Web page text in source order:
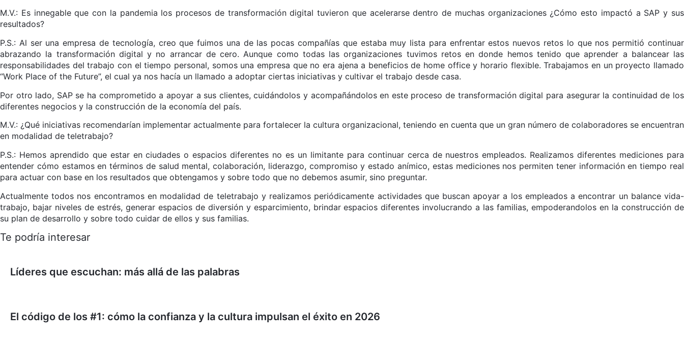
M.V.: Es innegable que con la pandemia los procesos de transformación digital tuvieron que acelerarse dentro de muchas organizaciones ¿Cómo esto impactó a SAP y sus
resultados?
P.S.: Al ser una empresa de tecnología, creo que fuimos una de las pocas compañías que estaba muy lista para enfrentar estos nuevos retos lo que nos permitió continuar
abrazando la transformación digital y no arrancar de cero. Aunque como todas las organizaciones tuvimos retos en donde hemos tenido que aprender a balancear las
responsabilidades del trabajo con el tiempo personal, somos una empresa que no era ajena a beneficios de home office y horario flexible. Trabajamos en un proyecto llamado
“Work Place of the Future”, el cual ya nos hacía un llamado a adoptar ciertas iniciativas y cultivar el trabajo desde casa.
Por otro lado, SAP se ha comprometido a apoyar a sus clientes, cuidándolos y acompañándolos en este proceso de transformación digital para asegurar la continuidad de los
diferentes negocios y la construcción de la economía del país.
M.V.: ¿Qué iniciativas recomendarían implementar actualmente para fortalecer la cultura organizacional, teniendo en cuenta que un gran número de colaboradores se encuentran
en modalidad de teletrabajo?
P.S.: Hemos aprendido que estar en ciudades o espacios diferentes no es un limitante para continuar cerca de nuestros empleados. Realizamos diferentes mediciones para
entender cómo estamos en términos de salud mental, colaboración, liderazgo, compromiso y estado anímico, estas mediciones nos permiten tener información en tiempo real
para actuar con base en los resultados que obtengamos y sobre todo que no debemos asumir, sino preguntar.
Actualmente todos nos encontramos en modalidad de teletrabajo y realizamos periódicamente actividades que buscan apoyar a los empleados a encontrar un balance vida-
trabajo, bajar niveles de estrés, generar espacios de diversión y esparcimiento, brindar espacios diferentes involucrando a las familias, empoderandolos en la construcción de
su plan de desarrollo y sobre todo cuidar de ellos y sus familias.
Te podría interesar
Líderes que escuchan: más allá de las palabras
El código de los #1: cómo la confianza y la cultura impulsan el éxito en 2026